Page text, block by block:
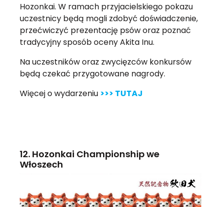
Hozonkai. W ramach przyjacielskiego pokazu
uczestnicy będą mogli zdobyć doświadczenie,
przećwiczyć prezentację psów oraz poznać
tradycyjny sposób oceny Akita Inu.
Na uczestników oraz zwycięzców konkursów
będą czekać przygotowane nagrody.
Więcej o wydarzeniu >>> TUTAJ
12. Hozonkai Championship we
Włoszech